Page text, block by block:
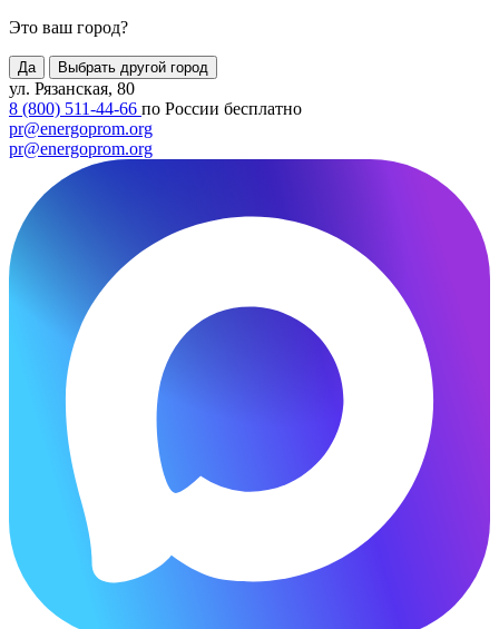
Это ваш город?
Да Выбрать другой город
ул. Рязанская, 80
8 (800) 511-44-66 по России бесплатно
pr@energoprom.org
pr@energoprom.org